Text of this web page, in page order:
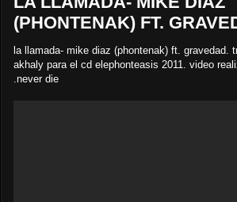
(PHONTENAK) FT.
la llamada- mike diaz (phontenak) ft. gravedad.
akhaly para el cd elephonteasis 2011. video
.never die